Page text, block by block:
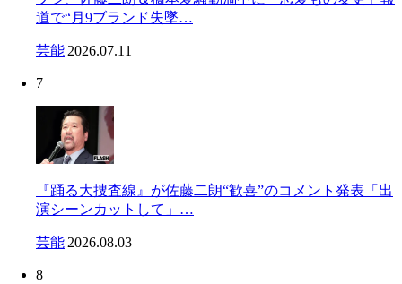
道で“月9ブランド失墜…
芸能|2026.07.11
7
『踊る大捜査線』が佐藤二朗“歓喜”のコメント発表「出
演シーンカットして」…
芸能|2026.08.03
8